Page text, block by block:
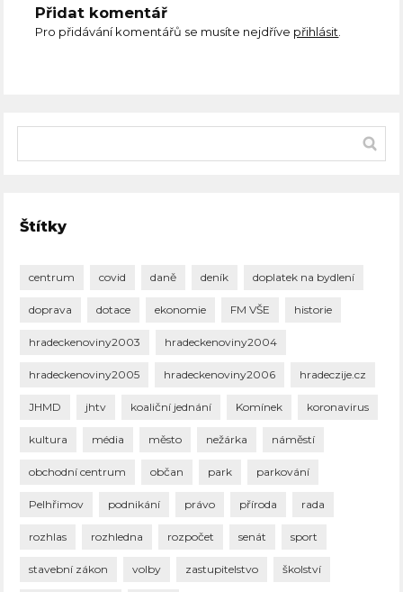
Přidat komentář
Pro přidávání komentářů se musíte nejdříve přihlásit
Štítky
centrum covid daně deník doplatek na bydlení
doprava dotace ekonomie FM VŠE historie
hradeckenoviny2003 hradeckenoviny2004
hradeckenoviny2005 hradeckenoviny2006 hradeczije.cz
JHMD jhtv koaliční jednání Komínek koronavirus
kultura média město nežárka náměstí
obchodní centrum občan park parkování
Pelhřimov podnikání právo příroda rada
rozhlas rozhledna rozpočet senát sport
stavební zákon volby zastupitelstvo školství